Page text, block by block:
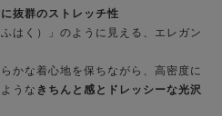
抜群のストレッチ性
はく）」のように見える、エレガン
かな着心地を保ちながら、高密度に
うな きちんと感とドレッシーな光沢